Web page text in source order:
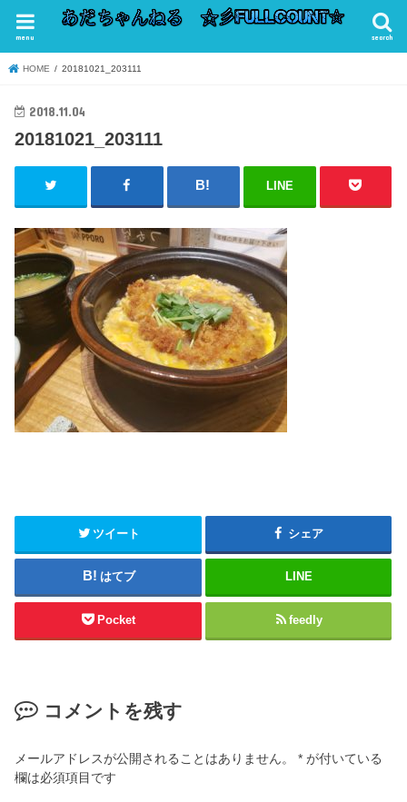
search
menu
HOME 20181021_203111
2018.11.04
20181021_203111
LINE
ツイート シェア
はてブ LINE
Pocket feedly
コメントを残す
メールアドレスが公開されることはありません。 * が付いている
欄は必須項目です